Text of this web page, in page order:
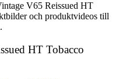
V65 Reissued HT
och produktvideos till
HT Tobacco